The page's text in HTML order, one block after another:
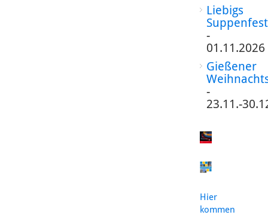
Liebigs
Suppenfest
-
01.11.2026
Gießener
-
23.11.-
Hier
kommen